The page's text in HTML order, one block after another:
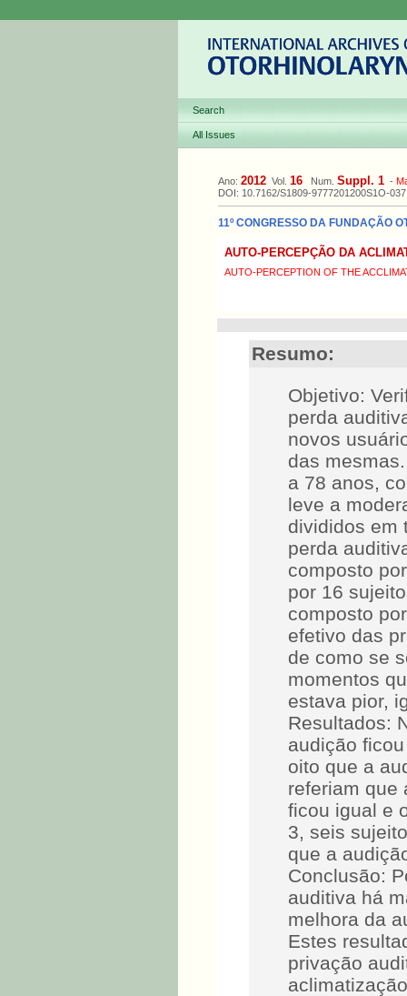
Search
All Issues
Ano: 2012 Vol. 16 Num. Suppl. 1 -
DOI: 10.7162/S1809-9777201200S1O-037
11º CONGRESSO DA FUNDAÇÃO
AUTO-PERCEPÇÃO DA
AUTO-PERCEPTION OF THE
Resumo:
Objetivo:
perda
novos
das
a 78 anos,
leve a
divididos em
perda
composto
por 16
composto
efetivo das
de como se
momentos
estava pior,
Resultados:
audição
oito que a
referiam que
ficou igual e
3, seis
que a
Conclusão:
auditiva há
melhora da
Estes
privação